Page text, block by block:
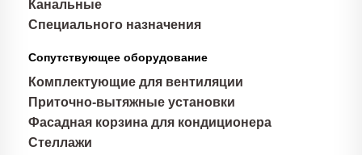
Канальные
Специального назначения
Сопутствующее оборудование
Комплектующие для вентиляции
Приточно-вытяжные установки
Фасадная корзина для кондиционера
Стеллажи